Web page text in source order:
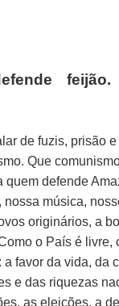
de fuzis, prisão
Que
quem defende
música,
originários, a
o País é livre,
a favor da vida, da
e das riquezas
as eleições, a